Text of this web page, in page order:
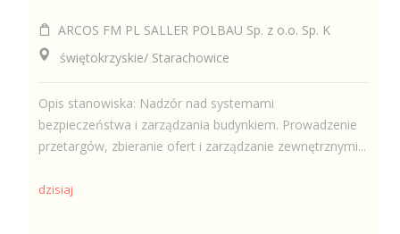
ARCOS FM PL SALLER POLBAU Sp. z o.o. Sp. K
świętokrzyskie/ Starachowice
Opis stanowiska: Nadzór nad systemami
bezpieczeństwa i zarządzania budynkiem. Prowadzenie
przetargów, zbieranie ofert i zarządzanie zewnętrznymi...
dzisiaj